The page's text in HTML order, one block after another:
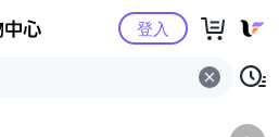
Yahoo購物中心
登入 猜你喜歡